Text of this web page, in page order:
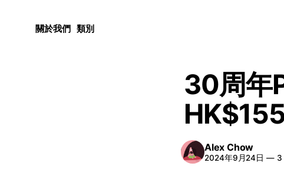
關於我們 類別
30周年
Alex Chow
2024年9月24日 — 3